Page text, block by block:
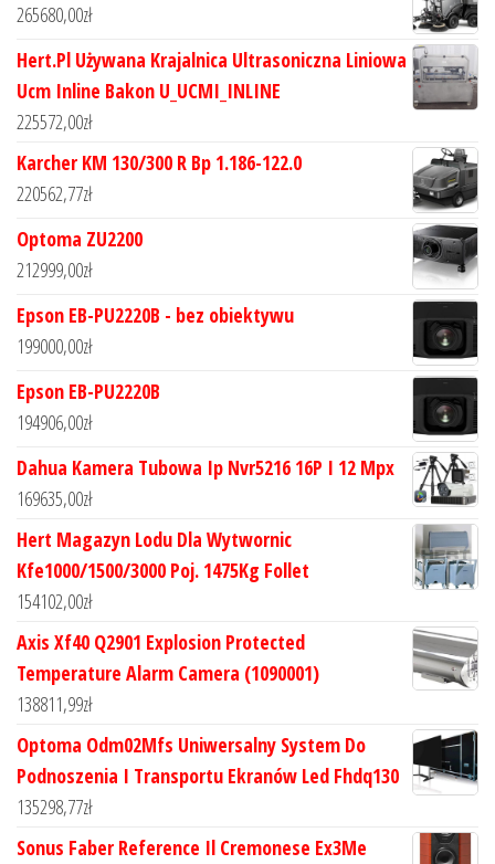
265680,00zł
Hert.Pl Używana Krajalnica Ultrasoniczna Liniowa
Ucm Inline Bakon U_UCMI_INLINE
225572,00zł
Karcher KM 130/300 R Bp 1.186-122.0
220562,77zł
Optoma ZU2200
212999,00zł
Epson EB-PU2220B - bez obiektywu
199000,00zł
Epson EB-PU2220B
194906,00zł
Dahua Kamera Tubowa Ip Nvr5216 16P I 12 Mpx
169635,00zł
Hert Magazyn Lodu Dla Wytwornic
Kfe1000/1500/3000 Poj. 1475Kg Follet
154102,00zł
Axis Xf40 Q2901 Explosion Protected
Temperature Alarm Camera (1090001)
138811,99zł
Optoma Odm02Mfs Uniwersalny System Do
Podnoszenia I Transportu Ekranów Led Fhdq130
135298,77zł
Sonus Faber Reference Il Cremonese Ex3Me